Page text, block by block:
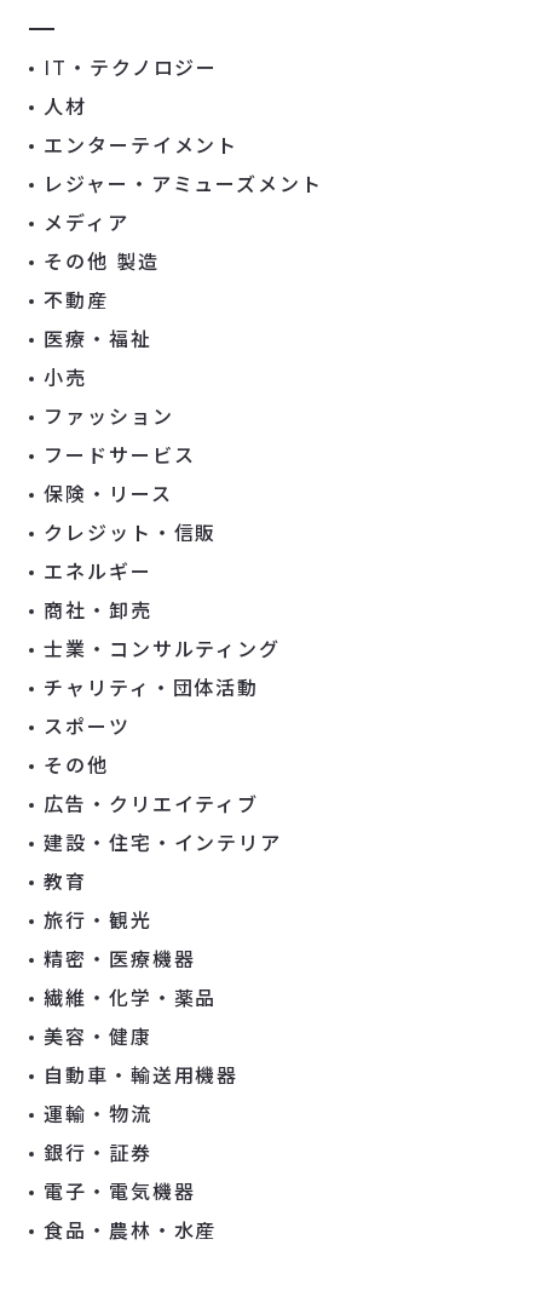
IT・テクノロジー
人材
エンターテイメント
レジャー・アミューズメント
メディア
その他 製造
不動産
医療・福祉
小売
ファッション
フードサービス
保険・リース
クレジット・信販
エネルギー
商社・卸売
士業・コンサルティング
チャリティ・団体活動
スポーツ
その他
広告・クリエイティブ
建設・住宅・インテリア
教育
旅行・観光
精密・医療機器
繊維・化学・薬品
美容・健康
自動車・輸送用機器
運輸・物流
銀行・証券
電子・電気機器
食品・農林・水産